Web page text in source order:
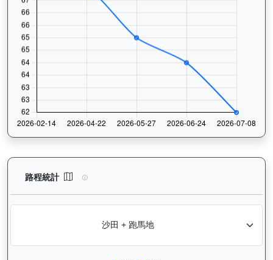
路程統計 怡傲錢莊（L222）— 路程統計分析：查看香港